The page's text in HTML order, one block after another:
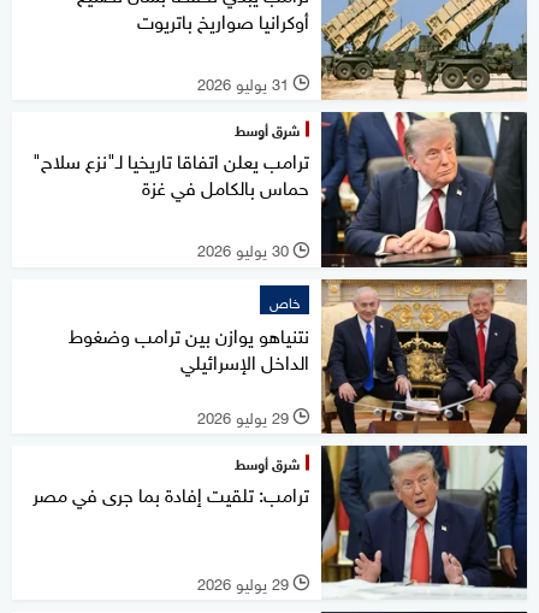
أوكرانيا صواريخ باتريوت
l 31 يوليو 2026
شرق أوسط
ترامب يعلن اتفاقا تاريخيا لـ"نزع سلاح"
حماس بالكامل في غزة
l 30 يوليو 2026
خاص
نتنياهو يوازن بين ترامب وضغوط
الداخل الإسرائيلي
l 29 يوليو 2026
شرق أوسط
ترامب: تلقيت إفادة بما جرى في مصر
l 29 يوليو 2026